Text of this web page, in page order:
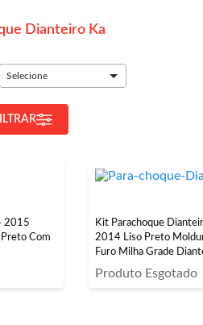
Dianteiro Ka
Selecione
2015
Com
Kit Parachoque
2014 Liso Preto
Furo Milha Grade
Produto Esgotado